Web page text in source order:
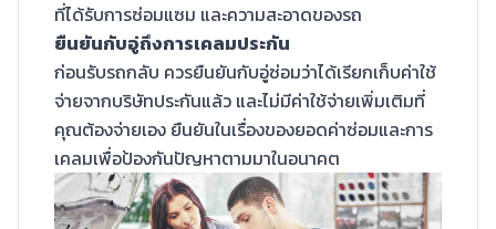
ที่ได้รับการซ่อมแซม และความสะอาดของรถ
ยืนยันกับอู่ถึงการเคลมประกัน
ก่อนรับรถกลับ ควรยืนยันกับอู่ซ่อมว่าได้เรียกเก็บค่าใช้
จ่ายจากบริษัทประกันแล้ว และไม่มีค่าใช้จ่ายเพิ่มเติมที่
คุณต้องจ่ายเอง ยืนยันในเรื่องของยอดค่าซ่อมและการ
เคลมเพื่อป้องกันปัญหาตามมาในอนาคต